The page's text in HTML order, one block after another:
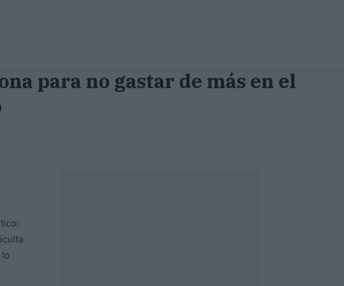
para no gastar de más en el